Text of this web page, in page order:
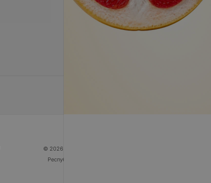
© 2026 ООО «Артокс Лаб», УНП 191700409
Республика Беларусь, г. Минск, улица Толбухина, 2,